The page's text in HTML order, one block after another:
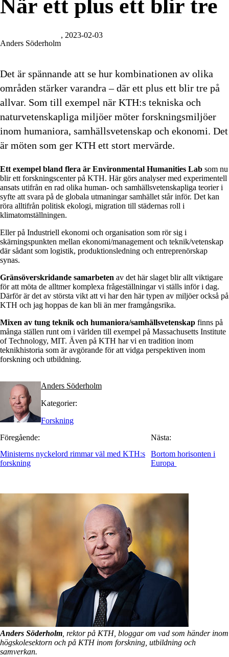
När ett plus ett blir tre
Anders Söderholm
, 2023-02-03
Det är spännande att se hur kombinationen av olika
områden stärker varandra – där ett plus ett blir tre på
allvar. Som till exempel när KTH:s tekniska och
naturvetenskapliga miljöer möter forskningsmiljöer
inom humaniora, samhällsvetenskap och ekonomi. Det
är möten som ger KTH ett stort mervärde.
Ett exempel bland flera är Environmental Humanities Lab som nu
blir ett forskningscenter på KTH. Här görs analyser med experimentell
ansats utifrån en rad olika human- och samhällsvetenskapliga teorier i
syfte att svara på de globala utmaningar samhället står inför. Det kan
röra alltifrån politisk ekologi, migration till städernas roll i
klimatomställningen.
Eller på Industriell ekonomi och organisation som rör sig i
skärningspunkten mellan ekonomi/management och teknik/vetenskap
där sådant som logistik, produktionsledning och entreprenörskap
synas.
Gränsöverskridande samarbeten av det här slaget blir allt viktigare
för att möta de alltmer komplexa frågeställningar vi ställs inför i dag.
Därför är det av största vikt att vi har den här typen av miljöer också på
KTH och jag hoppas de kan bli än mer framgångsrika.
Mixen av tung teknik och humaniora/samhällsvetenskap finns på
många ställen runt om i världen till exempel på Massachusetts Institute
of Technology, MIT. Även på KTH har vi en tradition inom
teknikhistoria som är avgörande för att vidga perspektiven inom
forskning och utbildning.
Anders Söderholm
Kategorier:
Forskning
Föregående:
Ministerns nyckelord rimmar väl med KTH:s
forskning
Nästa:
Bortom horisonten i
Europa
Anders Söderholm , rektor på KTH, bloggar om vad som händer inom
högskolesektorn och på KTH inom forskning, utbildning och
samverkan.